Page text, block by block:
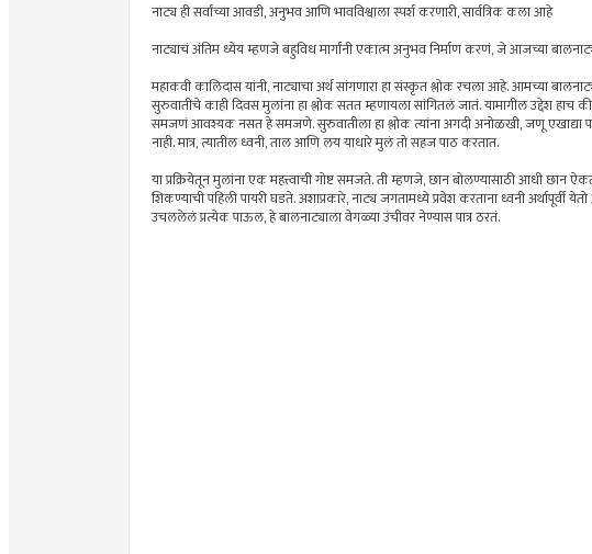
नाट्य ही सर्वांच्या आवडी, अनुभव आणि भावविश्वाला स्पर्श करणारी, सार्वत्रिक कला आहे
नाट्याचं अंतिम ध्येय म्हणजे बहुविध मार्गांनी एकात्म अनुभव निर्माण करणं, जे आजच्या
महाकवी कालिदास यांनी, नाट्याचा अर्थ सांगणारा हा संस्कृत श्लोक रचला आहे. आमच्या
सुरुवातीचे काही दिवस मुलांना हा श्लोक सतत म्हणायला सांगितलं जातं. यामागील उद्देश हाच की,
समजणं आवश्यक नसत हे समजणे. सुरुवातीला हा श्लोक त्यांना अगदी अनोळखी, जणू एखाद्या
नाही. मात्र, त्यातील ध्वनी, ताल आणि लय याधारे मुलं तो सहज पाठ करतात.
या प्रक्रियेतून मुलांना एक महत्त्वाची गोष्ट समजते. ती म्हणजे, छान बोलण्यासाठी आधी
शिकण्याची पहिली पायरी घडते. अशाप्रकारे, नाट्य जगतामध्ये प्रवेश करताना ध्वनी अर्थापूर्वी
उचललेलं प्रत्येक पाऊल, हे बालनाट्याला वेगळ्या उंचीवर नेण्यास पात्र ठरतं.